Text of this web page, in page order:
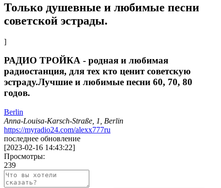
Только душевные и любимые песни
советской эстрады.
]
РАДИО ТРОЙКА - родная и любимая
радиостанция, для тех кто ценит советскую
эстраду.Лучшие и любимые песни 60, 70, 80
годов.
Berlin
Anna-Louisa-Karsch-Straße, 1, Berlin
https://myradio24.com/alexx777ru
последнее обновление
[2023-02-16 14:43:22]
Просмотры:
239